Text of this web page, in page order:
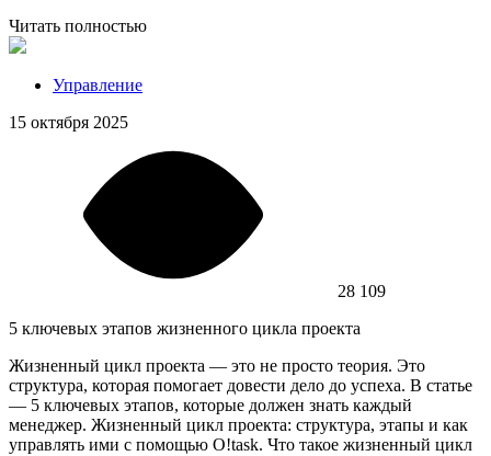
Читать полностью
Управление
15 октября 2025
28 109
5 ключевых этапов жизненного цикла проекта
Жизненный цикл проекта — это не просто теория. Это
структура, которая помогает довести дело до успеха. В статье
— 5 ключевых этапов, которые должен знать каждый
менеджер. Жизненный цикл проекта: структура, этапы и как
управлять ими с помощью O!task. Что такое жизненный цикл